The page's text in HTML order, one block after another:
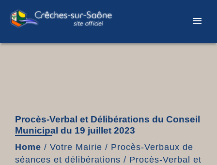
menu
Procès-Verbal et Délibérations du Conseil
Municipal du 19 juillet 2023
Home / Votre Mairie / Procès-Verbaux de
séances et délibérations / Procès-Verbal et